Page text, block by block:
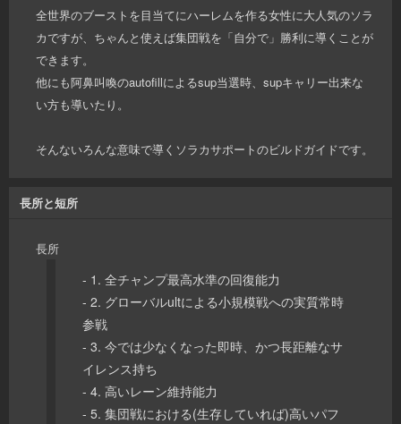
全世界のブーストを目当てにハーレムを作る女性に大人気のソラ
カですが、ちゃんと使えば集団戦を「自分で」勝利に導くことが
できます。
他にも阿鼻叫喚のautofillによるsup当選時、supキャリー出来な
い方も導いたり。
そんないろんな意味で導くソラカサポートのビルドガイドです。
長所と短所
長所
- 1. 全チャンプ最高水準の回復能力
- 2. グローバルultによる小規模戦への実質常時
参戦
- 3. 今では少なくなった即時、かつ長距離なサ
イレンス持ち
- 4. 高いレーン維持能力
- 5. 集団戦における(生存していれば)高いパフ